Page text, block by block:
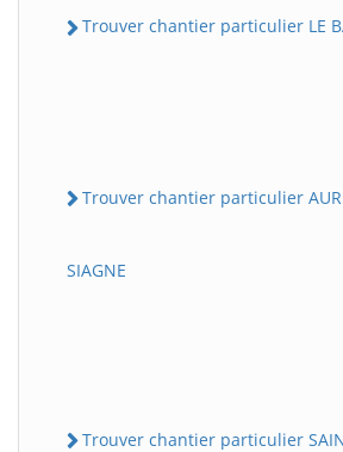
Trouver chantier particulier LE
Trouver chantier particulier
SIAGNE
Trouver chantier particulier